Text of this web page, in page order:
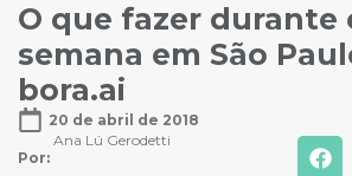
O que fazer durante
semana em São
bora.ai
20 de abril de 2018
Por:
Ana Lú Gerodetti